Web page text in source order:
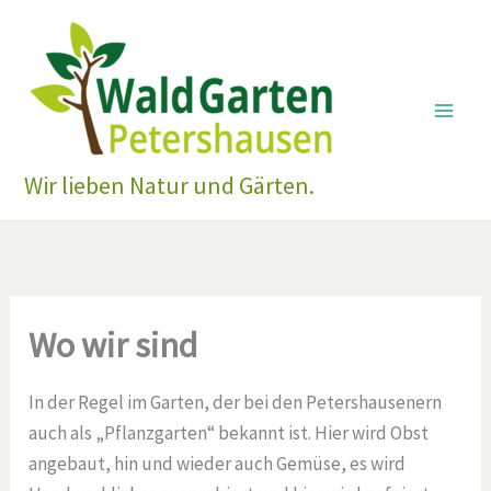
springen
Wir lieben Natur und Gärten.
Wo wir sind
In der Regel im Garten, der bei den Petershausenern
auch als „Pflanzgarten“ bekannt ist. Hier wird Obst
angebaut, hin und wieder auch Gemüse, es wird